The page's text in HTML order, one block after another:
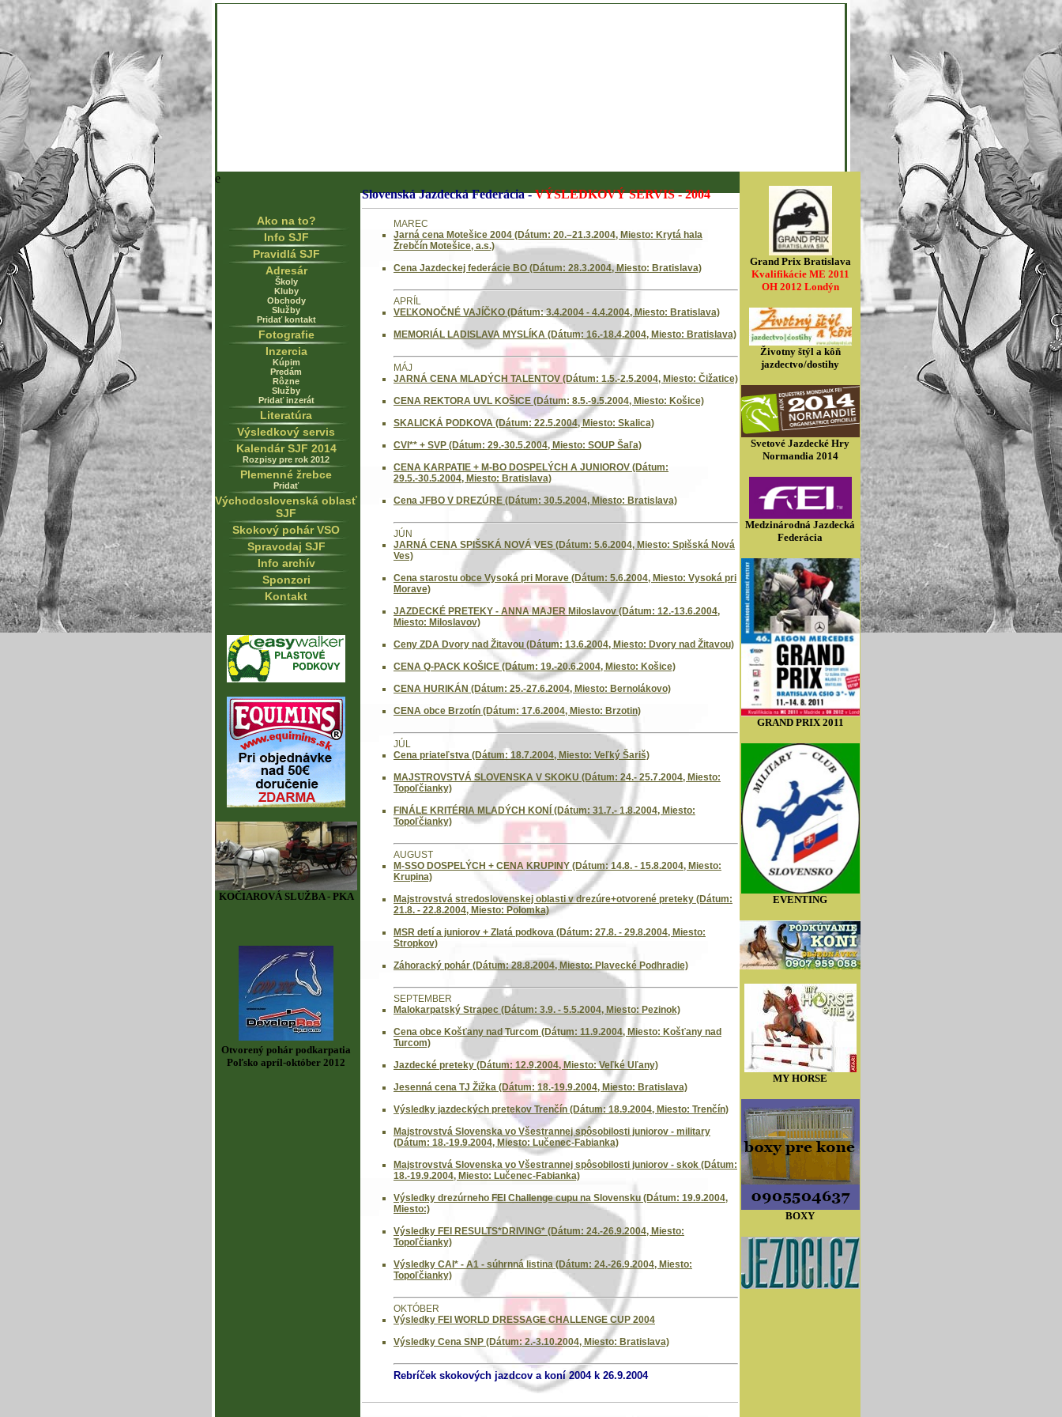
e
Ako na to?
Info SJF
Pravidlá SJF
Adresár
Školy
Kluby
Obchody
Služby
Pridať kontakt
Fotografie
Inzercia
Kúpim
Predám
Rôzne
Služby
Pridať inzerát
Literatúra
Výsledkový servis
Kalendár SJF 2014
Rozpisy pre rok 2012
Plemenné žrebce
Pridať
Východoslovenská oblasť
SJF
Skokový pohár VSO
Spravodaj SJF
Info archív
Sponzori
Kontakt
KOČIAROVÁ SLUŽBA - PKA
Otvorený pohár podkarpatia
Poľsko apríl-október 2012
Slovenská Jazdecká Federácia -VÝSLEDKOVÝ SERVIS - 2004
MAREC
Jarná cena Motešice 2004 (Dátum: 20.–21.3.2004, Miesto: Krytá hala
Žrebčín Motešice, a.s.)
Cena Jazdeckej federácie BO (Dátum: 28.3.2004, Miesto: Bratislava)
APRÍL
VEĽKONOČNÉ VAJÍČKO (Dátum: 3.4.2004 - 4.4.2004, Miesto: Bratislava)
MEMORIÁL LADISLAVA MYSLÍKA (Dátum: 16.-18.4.2004, Miesto: Bratislava)
MÁJ
JARNÁ CENA MLADÝCH TALENTOV (Dátum: 1.5.-2.5.2004, Miesto: Čižatice)
CENA REKTORA UVL KOŠICE (Dátum: 8.5.-9.5.2004, Miesto: Košice)
SKALICKÁ PODKOVA (Dátum: 22.5.2004, Miesto: Skalica)
CVI** + SVP (Dátum: 29.-30.5.2004, Miesto: SOUP Šaľa)
CENA KARPATIE + M-BO DOSPELÝCH A JUNIOROV (Dátum:
29.5.-30.5.2004, Miesto: Bratislava)
Cena JFBO V DREZÚRE (Dátum: 30.5.2004, Miesto: Bratislava)
JÚN
JARNÁ CENA SPIŠSKÁ NOVÁ VES (Dátum: 5.6.2004, Miesto: Spišská Nová
Ves)
Cena starostu obce Vysoká pri Morave (Dátum: 5.6.2004, Miesto: Vysoká pri
Morave)
JAZDECKÉ PRETEKY - ANNA MAJER Miloslavov (Dátum: 12.-13.6.2004,
Miesto: Miloslavov)
Ceny ZDA Dvory nad Žitavou (Dátum: 13.6.2004, Miesto: Dvory nad Žitavou)
CENA Q-PACK KOŠICE (Dátum: 19.-20.6.2004, Miesto: Košice)
CENA HURIKÁN (Dátum: 25.-27.6.2004, Miesto: Bernolákovo)
CENA obce Brzotín (Dátum: 17.6.2004, Miesto: Brzotin)
JÚL
Cena priateľstva (Dátum: 18.7.2004, Miesto: Veľký Šariš)
MAJSTROVSTVÁ SLOVENSKA V SKOKU (Dátum: 24.- 25.7.2004, Miesto:
Topoľčianky)
FINÁLE KRITÉRIA MLADÝCH KONÍ (Dátum: 31.7.- 1.8.2004, Miesto:
Topoľčianky)
AUGUST
M-SSO DOSPELÝCH + CENA KRUPINY (Dátum: 14.8. - 15.8.2004, Miesto:
Krupina)
Majstrovstvá stredoslovenskej oblasti v drezúre+otvorené preteky (Dátum:
21.8. - 22.8.2004, Miesto: Polomka)
MSR detí a juniorov + Zlatá podkova (Dátum: 27.8. - 29.8.2004, Miesto:
Stropkov)
Záhoracký pohár (Dátum: 28.8.2004, Miesto: Plavecké Podhradie)
SEPTEMBER
Malokarpatský Strapec (Dátum: 3.9. - 5.5.2004, Miesto: Pezinok)
Cena obce Košťany nad Turcom (Dátum: 11.9.2004, Miesto: Košťany nad
Turcom)
Jazdecké preteky (Dátum: 12.9.2004, Miesto: Veľké Uľany)
Jesenná cena TJ Žižka (Dátum: 18.-19.9.2004, Miesto: Bratislava)
Výsledky jazdeckých pretekov Trenčín (Dátum: 18.9.2004, Miesto: Trenčín)
Majstrovstvá Slovenska vo Všestrannej spôsobilosti juniorov - military
(Dátum: 18.-19.9.2004, Miesto: Lučenec-Fabianka)
Majstrovstvá Slovenska vo Všestrannej spôsobilosti juniorov - skok (Dátum:
18.-19.9.2004, Miesto: Lučenec-Fabianka)
Výsledky drezúrneho FEI Challenge cupu na Slovensku (Dátum: 19.9.2004,
Miesto:)
Výsledky FEI RESULTS*DRIVING* (Dátum: 24.-26.9.2004, Miesto:
Topoľčianky)
Výsledky CAI* - A1 - súhrnná listina (Dátum: 24.-26.9.2004, Miesto:
Topoľčianky)
OKTÓBER
Výsledky FEI WORLD DRESSAGE CHALLENGE CUP 2004
Výsledky Cena SNP (Dátum: 2.-3.10.2004, Miesto: Bratislava)
Rebríček skokových jazdcov a koní 2004 k 26.9.2004
Grand Prix Bratislava
Kvalifikácie ME 2011
OH 2012 Londýn
Životny štýl a kôň
jazdectvo/dostihy
Svetové Jazdecké Hry
Normandia 2014
Medzinárodná Jazdecká
Federácia
GRAND PRIX 2011
EVENTING
MY HORSE
BOXY